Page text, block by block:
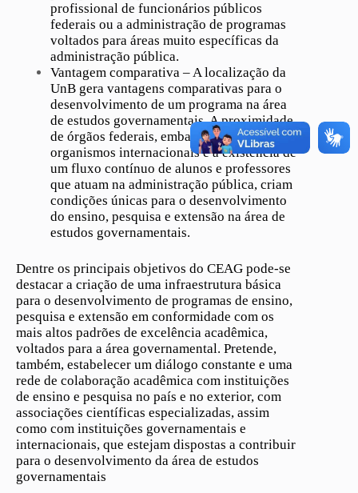
profissional de funcionários públicos
federais ou a administração de programas
voltados para áreas muito específicas da
administração pública.
Vantagem comparativa – A localização da
UnB gera vantagens comparativas para o
desenvolvimento de um programa na área
de estudos governamentais. A proximidade
de órgãos federais, embaixadas e sedes de
organismos internacionais e a existência de
um fluxo contínuo de alunos e professores
que atuam na administração pública, criam
condições únicas para o desenvolvimento
do ensino, pesquisa e extensão na área de
estudos governamentais.
Dentre os principais objetivos do CEAG pode-se
destacar a criação de uma infraestrutura básica
para o desenvolvimento de programas de ensino,
pesquisa e extensão em conformidade com os
mais altos padrões de excelência acadêmica,
voltados para a área governamental. Pretende,
também, estabelecer um diálogo constante e uma
rede de colaboração acadêmica com instituições
de ensino e pesquisa no país e no exterior, com
associações científicas especializadas, assim
como com instituições governamentais e
internacionais, que estejam dispostas a contribuir
para o desenvolvimento da área de estudos
governamentais